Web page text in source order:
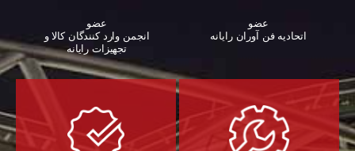
عضو
اتحادیه فن آوران رایانه
عضو
انجمن وارد کنندگان کالا و
تجهیزات رایانه‌